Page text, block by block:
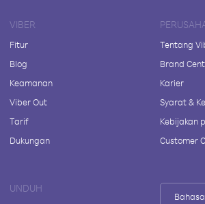
VIBER
Fitur
Blog
Keamanan
Viber Out
Tarif
Dukungan
Tentang
Brand
Karier
Syarat &
Kebijakan
Customer
UNDUH